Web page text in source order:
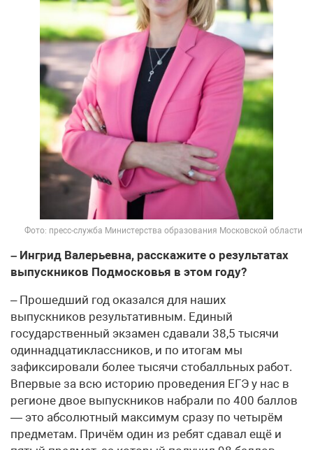
Фото: пресс-служба Министерства образования Московской области
– Ингрид Валерьевна, расскажите о результатах
выпускников Подмосковья в этом году?
– Прошедший год оказался для наших
выпускников результативным. Единый
государственный экзамен сдавали 38,5 тысячи
одиннадцатиклассников, и по итогам мы
зафиксировали более тысячи стобалльных работ.
Впервые за всю историю проведения ЕГЭ у нас в
регионе двое выпускников набрали по 400 баллов
— это абсолютный максимум сразу по четырём
предметам. Причём один из ребят сдавал ещё и